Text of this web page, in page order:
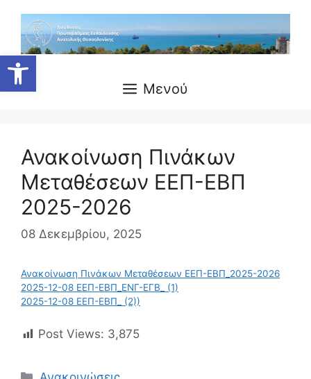
Ανοίξτε τη γραμμή εργαλείων
περιεχόμενο
Μενού
Ανακοίνωση Πινάκων
Μεταθέσεων ΕΕΠ-ΕΒΠ
2025-2026
08 Δεκεμβρίου, 2025
Ανακοίνωση Πινάκων Μεταθέσεων ΕΕΠ-ΕΒΠ_2025-2026
2025-12-08 ΕΕΠ-ΕΒΠ_ΕΝΓ-ΕΓΒ_ (1)
2025-12-08 ΕΕΠ-ΕΒΠ_ (2))
Post Views: 3,875
Κατηγορίες